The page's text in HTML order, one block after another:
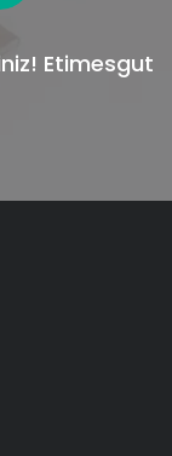
Etimesgut